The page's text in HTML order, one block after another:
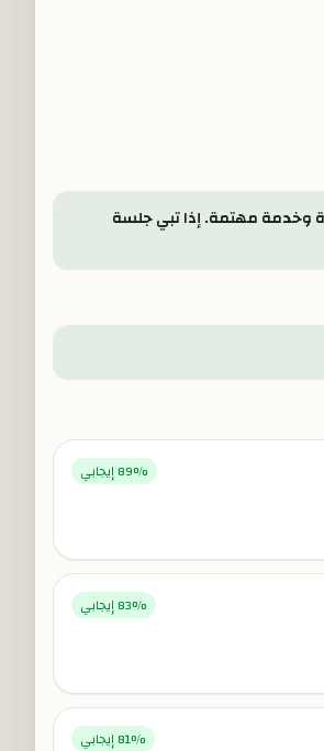
وخدمة مهتمة. إذا تبي جلسة
89% إيجابي
83% إيجابي
81% إيجابي